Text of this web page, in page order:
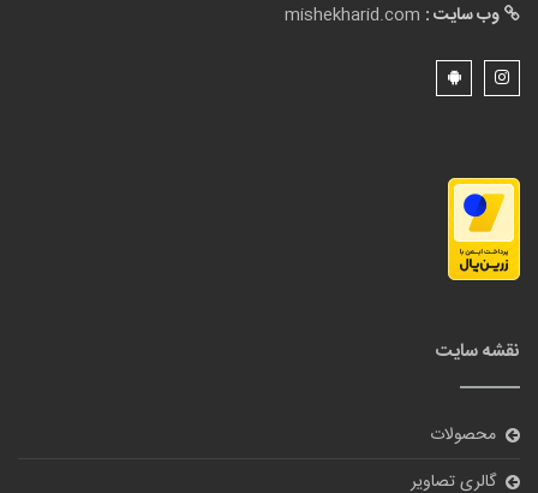
وب سایت : mishekharid.com
نقشه سایت
محصولات
گالری تصاویر